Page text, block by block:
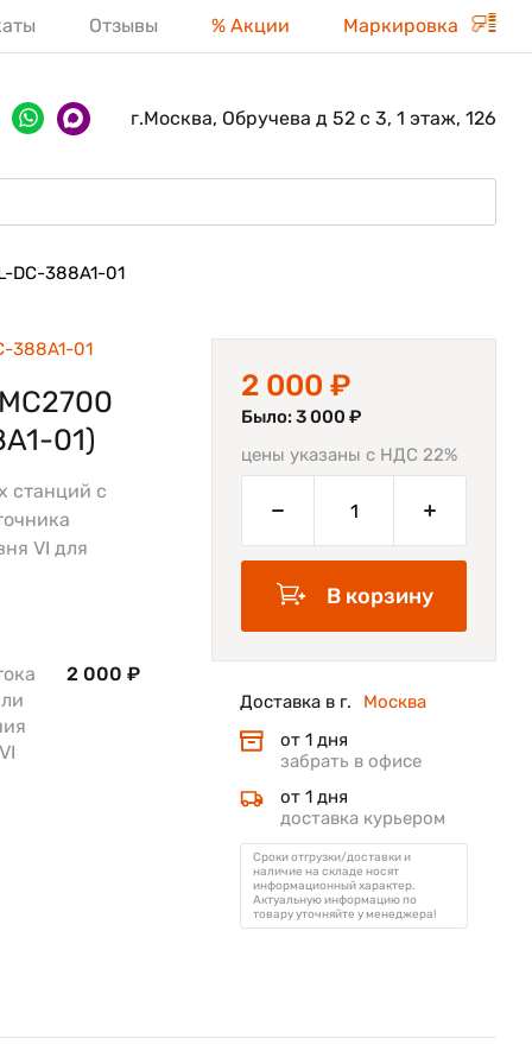
Отзывы % Акции Маркировка
г.Москва, Обручева д 52 с 3, 1 этаж, 126
DC-388A1-01
388A1-01
01)
станций с
VI для
2 000 ₽
2 000 ₽
Было: 3 000 ₽
цены указаны с НДС 22%
В корзину
Доставка в г.
Москва
от 1 дня
забрать в офисе
от 1 дня
доставка курьером
Сроки отгрузки/доставки и
наличие на складе носят
информационный характер.
Актуальную информацию по
товару уточняйте у менеджера!